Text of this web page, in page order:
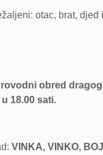
otac, brat, djed
obred
18.00 sati.
VINKA, VINKO,